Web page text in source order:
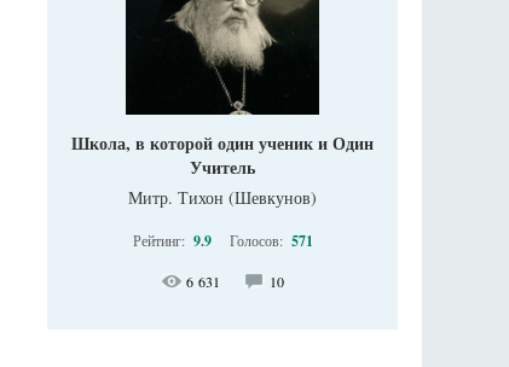
Школа, в которой один ученик и Один
Учитель
Митр. Тихон (Шевкунов)
Рейтинг: 9.9 Голосов: 571
6 631 10